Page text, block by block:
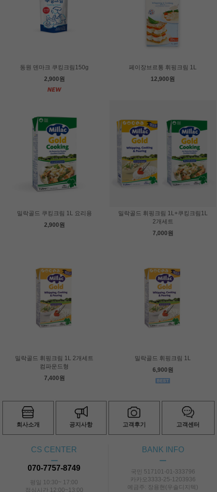
동원 덴마크 쿠킹크림150g
2,900원
페이장브르통 휘핑크림 1L
12,900원
밀락골드 쿠킹크림 1L 요리용
2,900원
밀락골드 휘핑크림 1L+쿠킹크림1L
2개세트
7,000원
밀락골드 휘핑크림 1L 2개세트
컴파운드형
7,400원
밀락골드 휘핑크림 1L
6,900원
회사소개 공지사항 고객후기 고객센터
CS CENTER
ㅡ
070-7757-8749
평일 10:30~ 17:00
점심시간 12:00~13:00
BANK INFO
ㅡ
국민 517101-01-333796
카카오3333-25-1203936
예금주: 장용현(우솔디지텍)